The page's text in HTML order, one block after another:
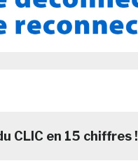
CLIC en 15 chiffres !